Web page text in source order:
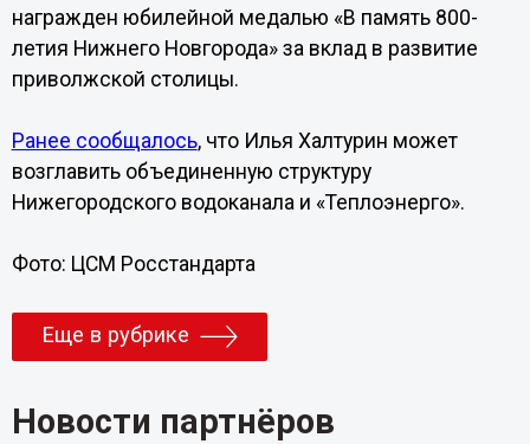
награжден юбилейной медалью «В память 800-
летия Нижнего Новгорода» за вклад в развитие
приволжской столицы.
Ранее сообщалось, что Илья Халтурин может
возглавить объединенную структуру
Нижегородского водоканала и «Теплоэнерго».
Фото: ЦСМ Росстандарта
Еще в рубрике
Новости партнёров